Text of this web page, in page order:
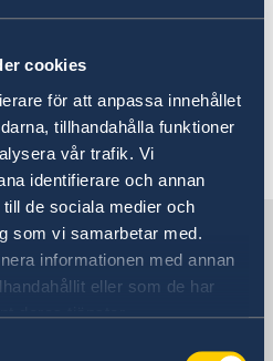
cookies
för att anpassa innehållet
tillhandahålla funktioner
vår trafik. Vi
identifierare och annan
de sociala medier och
som vi samarbetar med.
informationen med annan
eller som de har
deras tjänster.
säkerhet
2026, 14.24